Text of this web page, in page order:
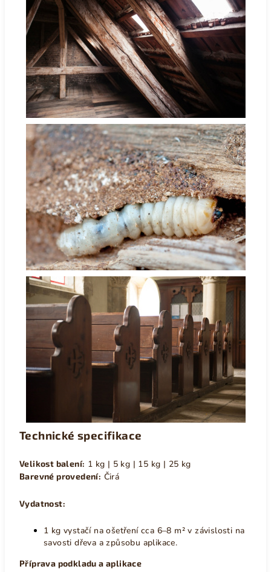
Technické specifikace
Velikost balení: 1 kg | 5 kg | 15 kg | 25 kg
Barevné provedení: Čirá
Vydatnost:
1 kg vystačí na ošetření cca 6–8 m² v závislosti na
savosti dřeva a způsobu aplikace.
Příprava podkladu a aplikace